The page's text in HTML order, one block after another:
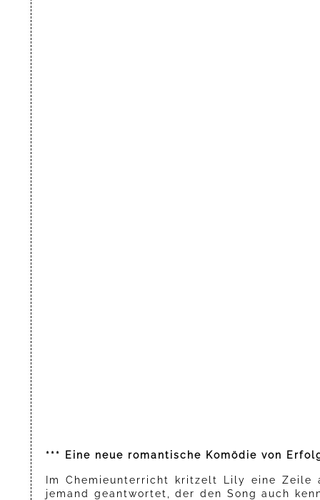
*** Eine neue romantische Komödie von
Im Chemieunterricht kritzelt Lily eine
jemand geantwortet, der den Song auch